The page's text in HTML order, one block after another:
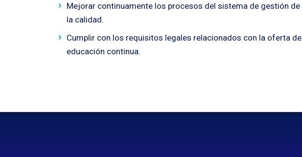
Mejorar continuamente los procesos del sistema de gestión de
la calidad.
Cumplir con los requisitos legales relacionados con la oferta de
educación continua.